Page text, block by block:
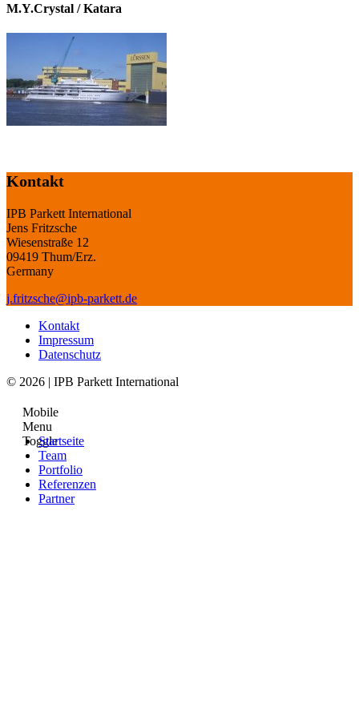
M.Y.Crystal / Katara
Kontakt
IPB Parkett International
Jens Fritzsche
Wiesenstraße 12
09419 Thum/Erz.
Germany
j.fritzsche@ipb-parkett.de
Kontakt
Impressum
Datenschutz
© 2026 | IPB Parkett International
Mobile
Menu
ToggleStartseite
Team
Portfolio
Referenzen
Partner